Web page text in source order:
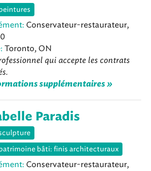
Conservateur-restaurateur,
Toronto, ON
qui accepte les contrats
supplémentaires »
Paradis
bâti: finis architecturaux
Conservateur-restaurateur,